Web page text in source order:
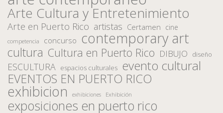
Arte Cultura y Entretenimiento
Arte en Puerto Rico artistas Certamen cine
competencia concurso contemporary art
cultura Cultura en Puerto Rico DIBUJO diseño
ESCULTURA espacios culturales evento cultural
EVENTOS EN PUERTO RICO
exhibicion exhibiciones Exhibición
exposiciones en puerto rico